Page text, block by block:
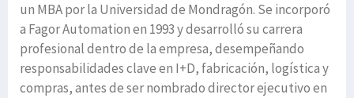
un MBA por la Universidad de Mondragón. Se incorporó
a Fagor Automation en 1993 y desarrolló su carrera
profesional dentro de la empresa, desempeñando
responsabilidades clave en I+D, fabricación, logística y
compras, antes de ser nombrado director ejecutivo en